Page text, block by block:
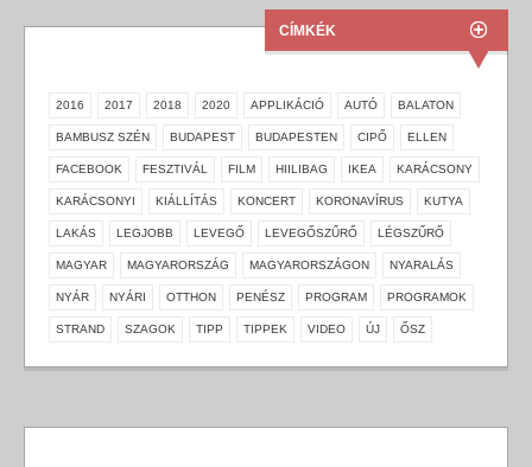
CÍMKÉK
2016 2017 2018 2020 APPLIKÁCIÓ AUTÓ BALATON
BAMBUSZ SZÉN BUDAPEST BUDAPESTEN CIPŐ ELLEN
FACEBOOK FESZTIVÁL FILM HIILIBAG IKEA KARÁCSONY
KARÁCSONYI KIÁLLÍTÁS KONCERT KORONAVÍRUS KUTYA
LAKÁS LEGJOBB LEVEGŐ LEVEGŐSZŰRŐ LÉGSZŰRŐ
MAGYAR MAGYARORSZÁG MAGYARORSZÁGON NYARALÁS
NYÁR NYÁRI OTTHON PENÉSZ PROGRAM PROGRAMOK
STRAND SZAGOK TIPP TIPPEK VIDEO ÚJ ŐSZ